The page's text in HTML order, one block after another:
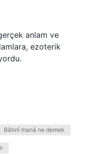
anlam ve
ezoterik
Bâtınî manâ ne demek